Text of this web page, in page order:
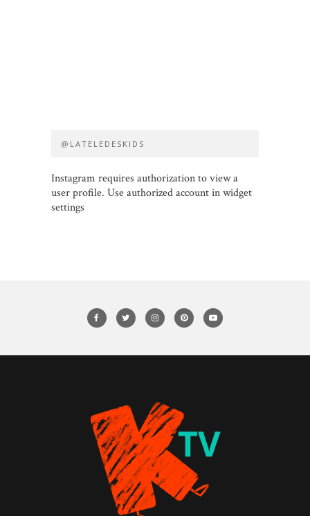
@LATELEDESKIDS
Instagram requires authorization to view a
user profile. Use authorized account in widget
settings